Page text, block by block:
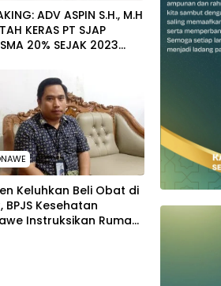
ADV ASPIN S.H., M.H
KERAS PT SJAP
20% SEJAK 2023
WAWOONE!
Keluhkan Beli Obat di
BPJS Kesehatan
Instruksikan Rumah